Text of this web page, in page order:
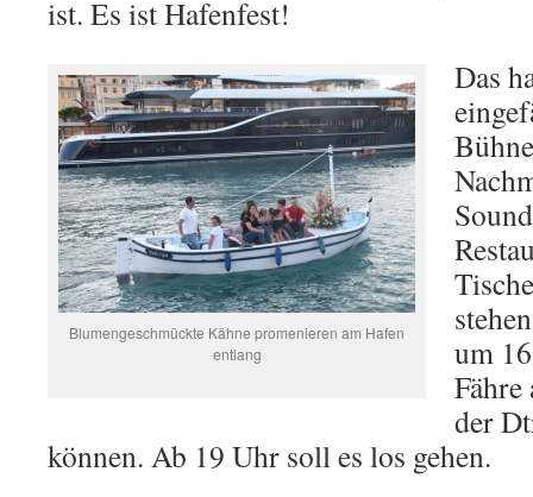
ist. Es ist Hafenfest!
Blumengeschmückte Kähne promenieren am Hafen
entlang
Das
um
Fähre
der
können. Ab 19 Uhr soll es los gehen.